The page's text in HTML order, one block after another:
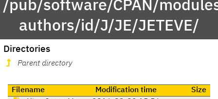
/pub/software/CPAN/
authors/id/J/JE/JETEVE/
Directories
Parent directory
Filename Modification time
Size